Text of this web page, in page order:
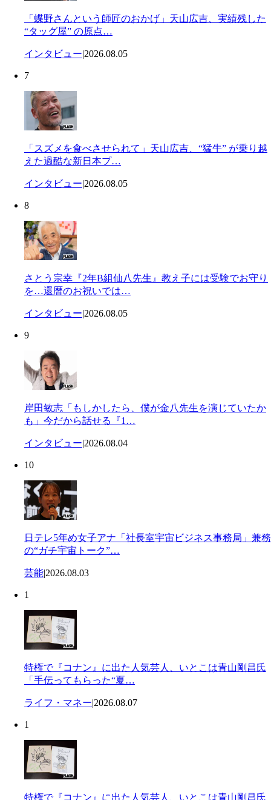
「蝶野さんという師匠のおかげ」天山広吉、実績残した
“タッグ屋” の原点…
インタビュー|2026.08.05
7
「スズメを食べさせられて」天山広吉、“猛牛” が乗り越
えた過酷な新日本プ…
インタビュー|2026.08.05
8
さとう宗幸『2年B組仙八先生』教え子には受験でお守り
を…還暦のお祝いでは…
インタビュー|2026.08.05
9
岸田敏志「もしかしたら、僕が金八先生を演じていたか
も」今だから話せる『1…
インタビュー|2026.08.04
10
日テレ5年め女子アナ「社長室宇宙ビジネス事務局」兼務
の“ガチ宇宙トーク”…
芸能|2026.08.03
1
特権で『コナン』に出た人気芸人、いとこは青山剛昌氏
「手伝ってもらった“夏…
ライフ・マネー|2026.08.07
1
特権で『コナン』に出た人気芸人、いとこは青山剛昌氏